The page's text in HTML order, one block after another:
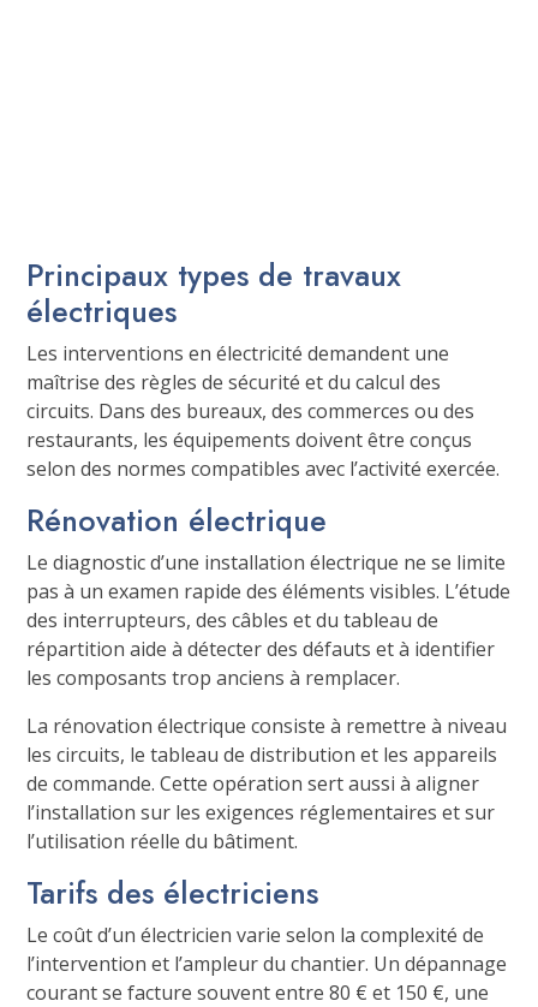
Principaux types de travaux
électriques
Les interventions en électricité demandent une
maîtrise des règles de sécurité et du calcul des
circuits. Dans des bureaux, des commerces ou des
restaurants, les équipements doivent être conçus
selon des normes compatibles avec l’activité exercée.
Rénovation électrique
Le diagnostic d’une installation électrique ne se limite
pas à un examen rapide des éléments visibles. L’étude
des interrupteurs, des câbles et du tableau de
répartition aide à détecter des défauts et à identifier
les composants trop anciens à remplacer.
La rénovation électrique consiste à remettre à niveau
les circuits, le tableau de distribution et les appareils
de commande. Cette opération sert aussi à aligner
l’installation sur les exigences réglementaires et sur
l’utilisation réelle du bâtiment.
Tarifs des électriciens
Le coût d’un électricien varie selon la complexité de
l’intervention et l’ampleur du chantier. Un dépannage
courant se facture souvent entre 80 € et 150 €, une